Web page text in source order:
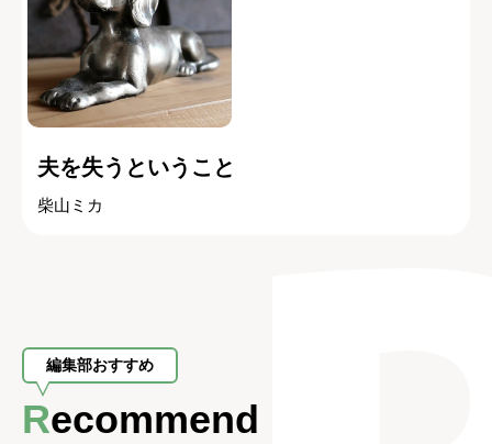
夫を失うということ
柴山ミカ
編集部おすすめ
Recommend